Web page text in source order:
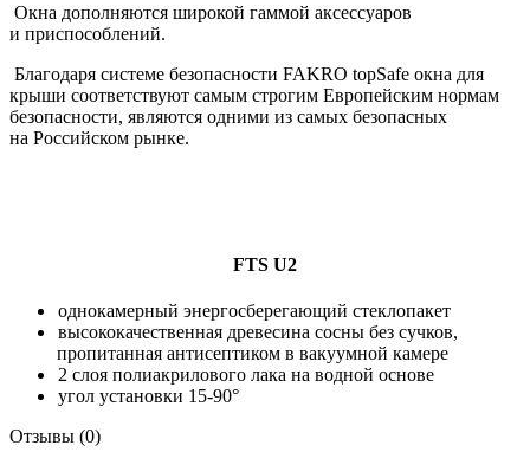
Окна дополняются широкой гаммой аксессуаров
и приспособлений.
Благодаря системе безопасности FAKRO topSafe окна для
крыши соответствуют самым строгим Европейским нормам
безопасности, являются одними из самых безопасных
на Российском рынке.
FTS U2
однокамерный энергосберегающий стеклопакет
высококачественная древесина сосны без сучков,
пропитанная антисептиком в вакуумной камере
2 слоя полиакрилового лака на водной основе
угол установки 15-90°
Отзывы (0)